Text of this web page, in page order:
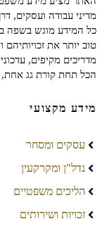
מדיני עבודה ועסקים,
כל המידע מוגש בשפה
טוב יותר את
מדריכים מקיפים,
הכל תחת קורת גג אחת,
מידע מקצועי
עסקים ומסחר
נדל"ן ומקרקעין
הליכים משפטיים
זכויות ושירותים